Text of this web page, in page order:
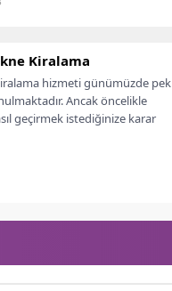
Kiralama
hizmeti günümüzde pek
Ancak öncelikle
geçirmek istediğinize karar